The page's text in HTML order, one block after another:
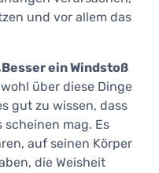
und vor allem das
ein Windstoß
über diese Dinge
gut zu wissen, dass
mag. Es
auf seinen Körper
die Weisheit